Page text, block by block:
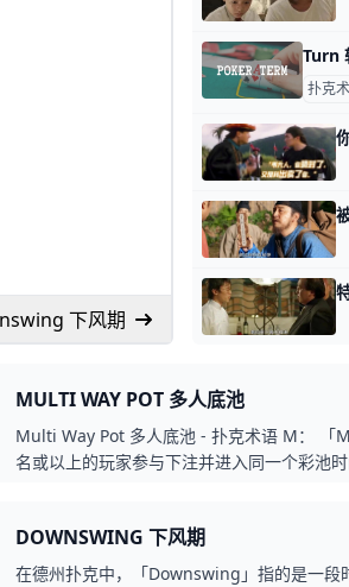
下风期
扑克
MULTI WAY POT 多人底池
Multi Way Pot 多人底池 - 扑克术语 M： 「
名或以上的玩家参与下注并进入同一个彩池
对。
DOWNSWING 下风期
在德州扑克中，「Downswing」指的是一段